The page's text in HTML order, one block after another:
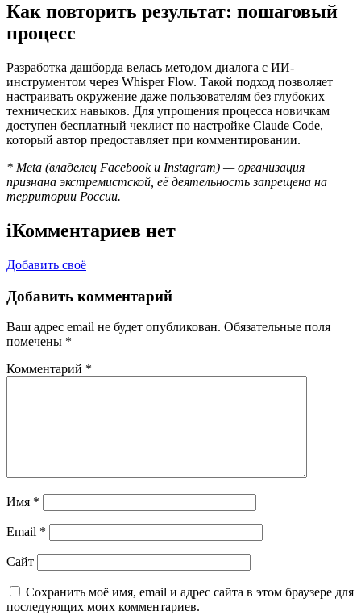
Как повторить результат: пошаговый
процесс
Разработка дашборда велась методом диалога с ИИ-
инструментом через Whisper Flow. Такой подход позволяет
настраивать окружение даже пользователям без глубоких
технических навыков. Для упрощения процесса новичкам
доступен бесплатный чеклист по настройке Claude Code,
который автор предоставляет при комментировании.
* Meta (владелец Facebook и Instagram) — организация
признана экстремистской, её деятельность запрещена на
территории России.
iКомментариев нет
Добавить своё
Добавить комментарий
Ваш адрес email не будет опубликован. Обязательные поля
помечены *
Комментарий *
Имя *
Email *
Сайт
Сохранить моё имя, email и адрес сайта в этом браузере для
последующих моих комментариев.